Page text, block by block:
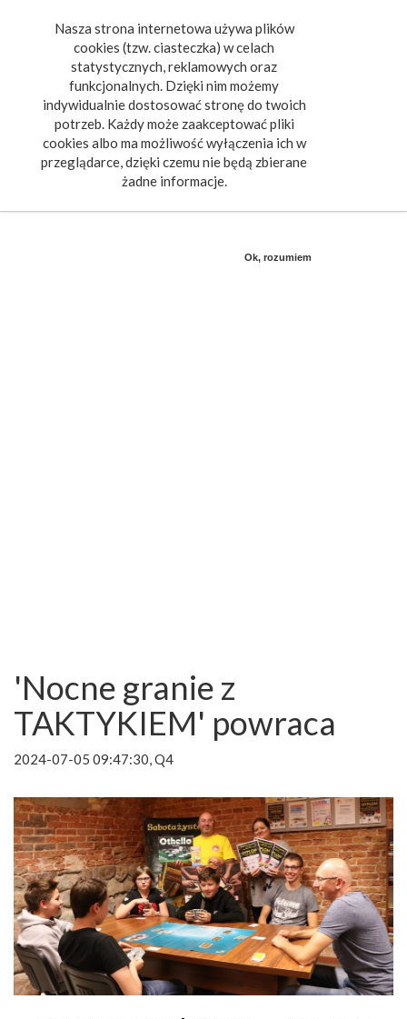
Nasza strona internetowa używa plików
cookies (tzw. ciasteczka) w celach
statystycznych, reklamowych oraz
funkcjonalnych. Dzięki nim możemy
indywidualnie dostosować stronę do twoich
potrzeb. Każdy może zaakceptować pliki
cookies albo ma możliwość wyłączenia ich w
przeglądarce, dzięki czemu nie będą zbierane
żadne informacje.
Ok, rozumiem
'Nocne granie z
TAKTYKIEM' powraca
2024-07-05 09:47:30, Q4